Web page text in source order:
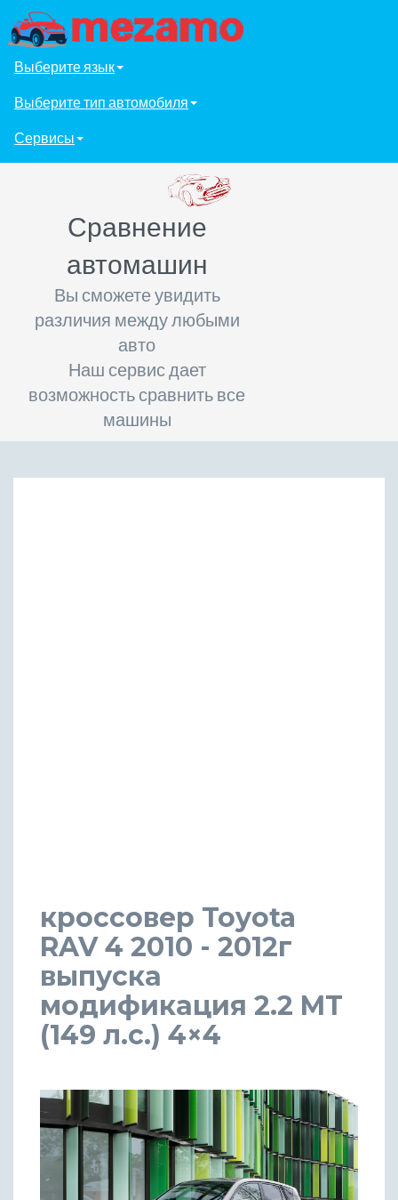
Выберите язык
Выберите тип автомобиля
Сервисы
Сравнение
автомашин
Вы сможете увидить
различия между любыми
авто
Наш сервис дает
возможность сравнить все
машины
кроссовер Toyota
RAV 4 2010 - 2012г
выпуска
модификация 2.2 MT
(149 л.с.) 4×4